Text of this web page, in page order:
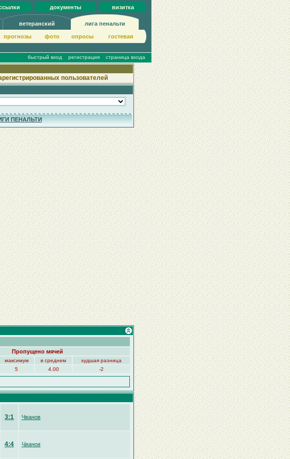
документы визитка
ветеранский лига пенальти
прогнозы фото опросы гoстeвая
быстрый вход регистрация страница входа
пользователей
ПЕНАЛЬТИ
Пропущено мячей
максимум в среднем
худшая разница
5 4.00 -2
3:1 Чванов
4:4 Чванов